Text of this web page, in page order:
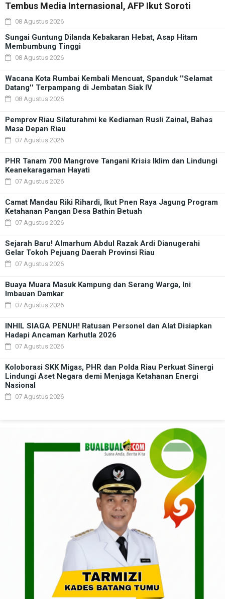
Tembus Media Internasional, AFP Ikut Soroti
08 Agustus 2026
Sungai Guntung Dilanda Kebakaran Hebat, Asap Hitam
Membumbung Tinggi
08 Agustus 2026
Wacana Kota Rumbai Kembali Mencuat, Spanduk ''Selamat
Datang'' Terpampang di Jembatan Siak IV
08 Agustus 2026
Pemprov Riau Silaturahmi ke Kediaman Rusli Zainal, Bahas
Masa Depan Riau
07 Agustus 2026
PHR Tanam 700 Mangrove Tangani Krisis Iklim dan Lindungi
Keanekaragaman Hayati
07 Agustus 2026
Camat Mandau Riki Rihardi, Ikut Pnen Raya Jagung Program
Ketahanan Pangan Desa Bathin Betuah
07 Agustus 2026
Sejarah Baru! Almarhum Abdul Razak Ardi Dianugerahi
Gelar Tokoh Pejuang Daerah Provinsi Riau
07 Agustus 2026
Buaya Muara Masuk Kampung dan Serang Warga, Ini
Imbauan Damkar
07 Agustus 2026
INHIL SIAGA PENUH! Ratusan Personel dan Alat Disiapkan
Hadapi Ancaman Karhutla 2026
07 Agustus 2026
Koloborasi SKK Migas, PHR dan Polda Riau Perkuat Sinergi
Lindungi Aset Negara demi Menjaga Ketahanan Energi
Nasional
07 Agustus 2026